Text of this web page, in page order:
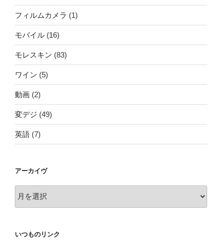
フィルムカメラ (1)
モバイル (16)
モレスキン (83)
ワイン (5)
動画 (2)
変デジ (49)
英語 (7)
アーカイヴ
ー
ヴ
いつものリンク